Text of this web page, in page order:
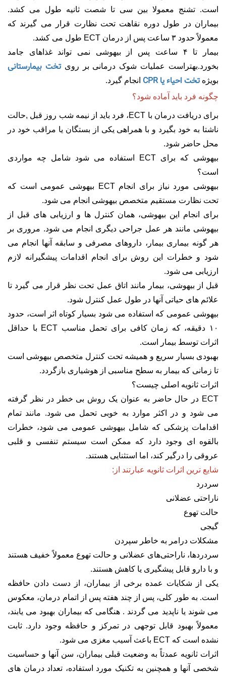
است. تشنج معمولا بین سی تا شصت ثانیه طول می کشد.
بیماران در طول دوره نقاهت تحت نظارت قرار می گیرند که
معمولاً حدود ۳ ساعت پس از درمان ECT طول می کشد.
بیمار تا ۴ ساعت پس از بیهوشی نمی تواند غذاهای جامد
بخورد.بهتراست عملیات شوک درمانی بر رویتخت بیمارستانی
بویژهتخت احیاء یا CPR
انجام گیرد.
چگونه فرد باید آماده شود؟
برای دریافت درمان با ECT، فرد باید از نیمه شب روز قبل ,حالت
ناشتا به خود بگیرد و با همراهی یکی از بستگان یا مراقب خود در
محل حاضر شود.
بیهوشی که برای ECT استفاده می شود شامل چه مواردی
است؟
بیهوشی مورد نیاز برای انجام ECT بیهوشی عمومی است که
تحت نظارت مستقیم متخصص بیهوشی انجام می شود.
برای انجام این بیهوشی، همان کنترل ها و ارزیابی های قبل از
بیهوشی مانند هر عمل جراحی دیگری انجام می شود. مروری بر
هر گونه بیماری بیمار، داروهای مصرفی و سابقه آنها انجام می
شود و خطرات این روش برای انجام اقدامات پیشگیرانه لازم
ارزیابی می شود.
قبل از بیهوشی، بیمار مانند اتاق عمل تحت نظر قرار می گیرد تا
علائم های حیاتی آنها در طول عمل کنترل شود.
بیهوشی عمومی که استفاده می شود بسیار کوتاه اثر است، حدود
۱۰ دقیقه، که زمان کافی برای تحمل مناسب ECT با حداقل
اثرات توسط بیمار است.
بهبودی بسیار سریع و همیشه تحت کنترل متخصص بیهوشی است
تا زمانی که بیمار به سطح مناسبی از هوشیاری بازگردد.
اثرات ثانویه اصلی چیست؟
ECT در حال حاضر به عنوان یک روش بی خطر در نظر گرفته
می شود و در اکثر موارد به خوبی تحمل می شود. مانند تمام
اقدامات پزشکی که شامل بیهوشی عمومی می شود، خطرات
بالقوه ای وجود دارد که ممکن است سیستم تنفسی و قلبی
عروقی را درگیر کند، اما استثنایی هستند.
شایع ترین اثرات ثانویه عبارتند از:
سردرد
ناراحتی عضلانی
حالت تهوع
گیجی
مشکلات درامر به خاطر سپردن
سردردها، ناراحتی‌های عضلانی و حالت تهوع معمولاً خفیف هستند
و با دارو قابل پیشگیری یا کاهش هستند.
یکی از شکایات عمده برخی از بیماران، از دست دادن حافظه
است. به طور کلی، پس از چند هفته پس از اتمام درمان، معکوس
می شوند یا ناپدید می گردند . هنگامی که بیماران بهبود می یابند،
معمولاً بهبود قابل توجهی در تمرکز و حافظه وجود دارد. ثابت
نشده است که ECT باعث آسیب مغزی می شود.
اثرات ثانویه عمدتاً به وضعیت قبلی بیماران، سن آنها و حساسیت
شخصی آنها و همچنین به تکنیک مورد استفاده، تعداد درمان های